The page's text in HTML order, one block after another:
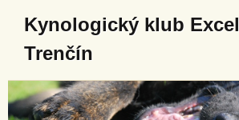
Kynologický klub Excel
Trenčín